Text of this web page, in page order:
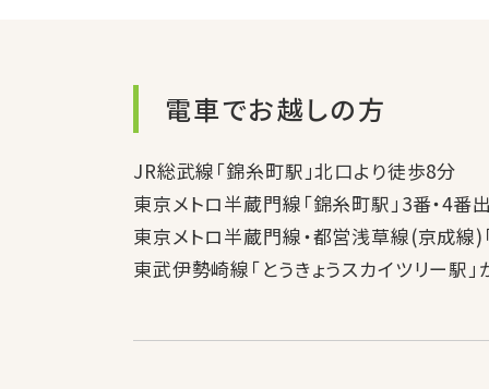
電車でお越しの方
JR総武線「錦糸町駅」北口より徒歩8分
東京メトロ半蔵門線「錦糸町駅」3番・4番
東京メトロ半蔵門線・都営浅草線(京成線)
東武伊勢崎線「とうきょうスカイツリー駅